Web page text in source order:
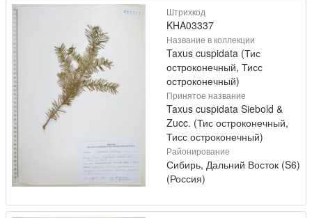
Штрихкод
KHA03337
Название в коллекции
Taxus cuspidata (Тис
остроконечный, Тисс
остроконечный)
Принятое название
Taxus cuspidata Siebold &
Zucc. (Тис остроконечный,
Тисс остроконечный)
Районирование
Сибирь, Дальний Восток (S6)
(Россия)